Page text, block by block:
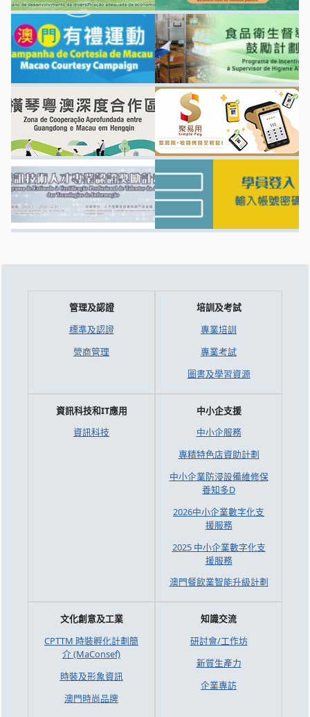
管理及認證
標準及認證
營商管理
培訓及考試
專業培訓
專業考試
圖書及學習資源
資訊科技和IT應用
資訊科技
中小企支援
中小企服務
專精特色店資助計劃
中小企業防浸設備維修保
養知多D
2026中小企業數字化支
援服務
2025 中小企業數字化支
援服務
澳門餐飲業智能升級計劃
文化創意及工業
CPTTM 時裝孵化計劃簡
介 (MaConsef)
時裝及形象資訊
澳門時尚品牌
知識交流
研討會/工作坊
新質生產力
企業專訪